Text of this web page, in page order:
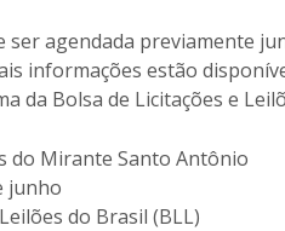
ser agendada previamente
informações estão
da Bolsa de Licitações e
do Mirante Santo Antônio
junho
do Brasil (BLL)